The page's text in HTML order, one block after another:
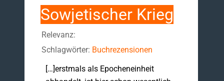
Sowjetischer Krieg
Relevanz:
Schlagwörter: Buchrezensionen
[…]erstmals als Epocheneinheit